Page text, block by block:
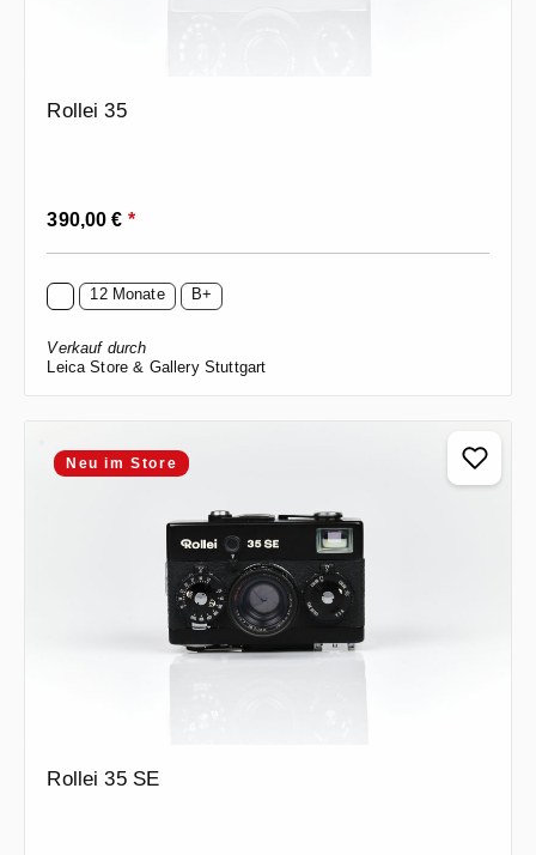
Rollei 35
Regulärer Preis:
390,00 € *
12 Monate B+
Verkauf durch
Leica Store & Gallery Stuttgart
Neu im Store
Rollei 35 SE